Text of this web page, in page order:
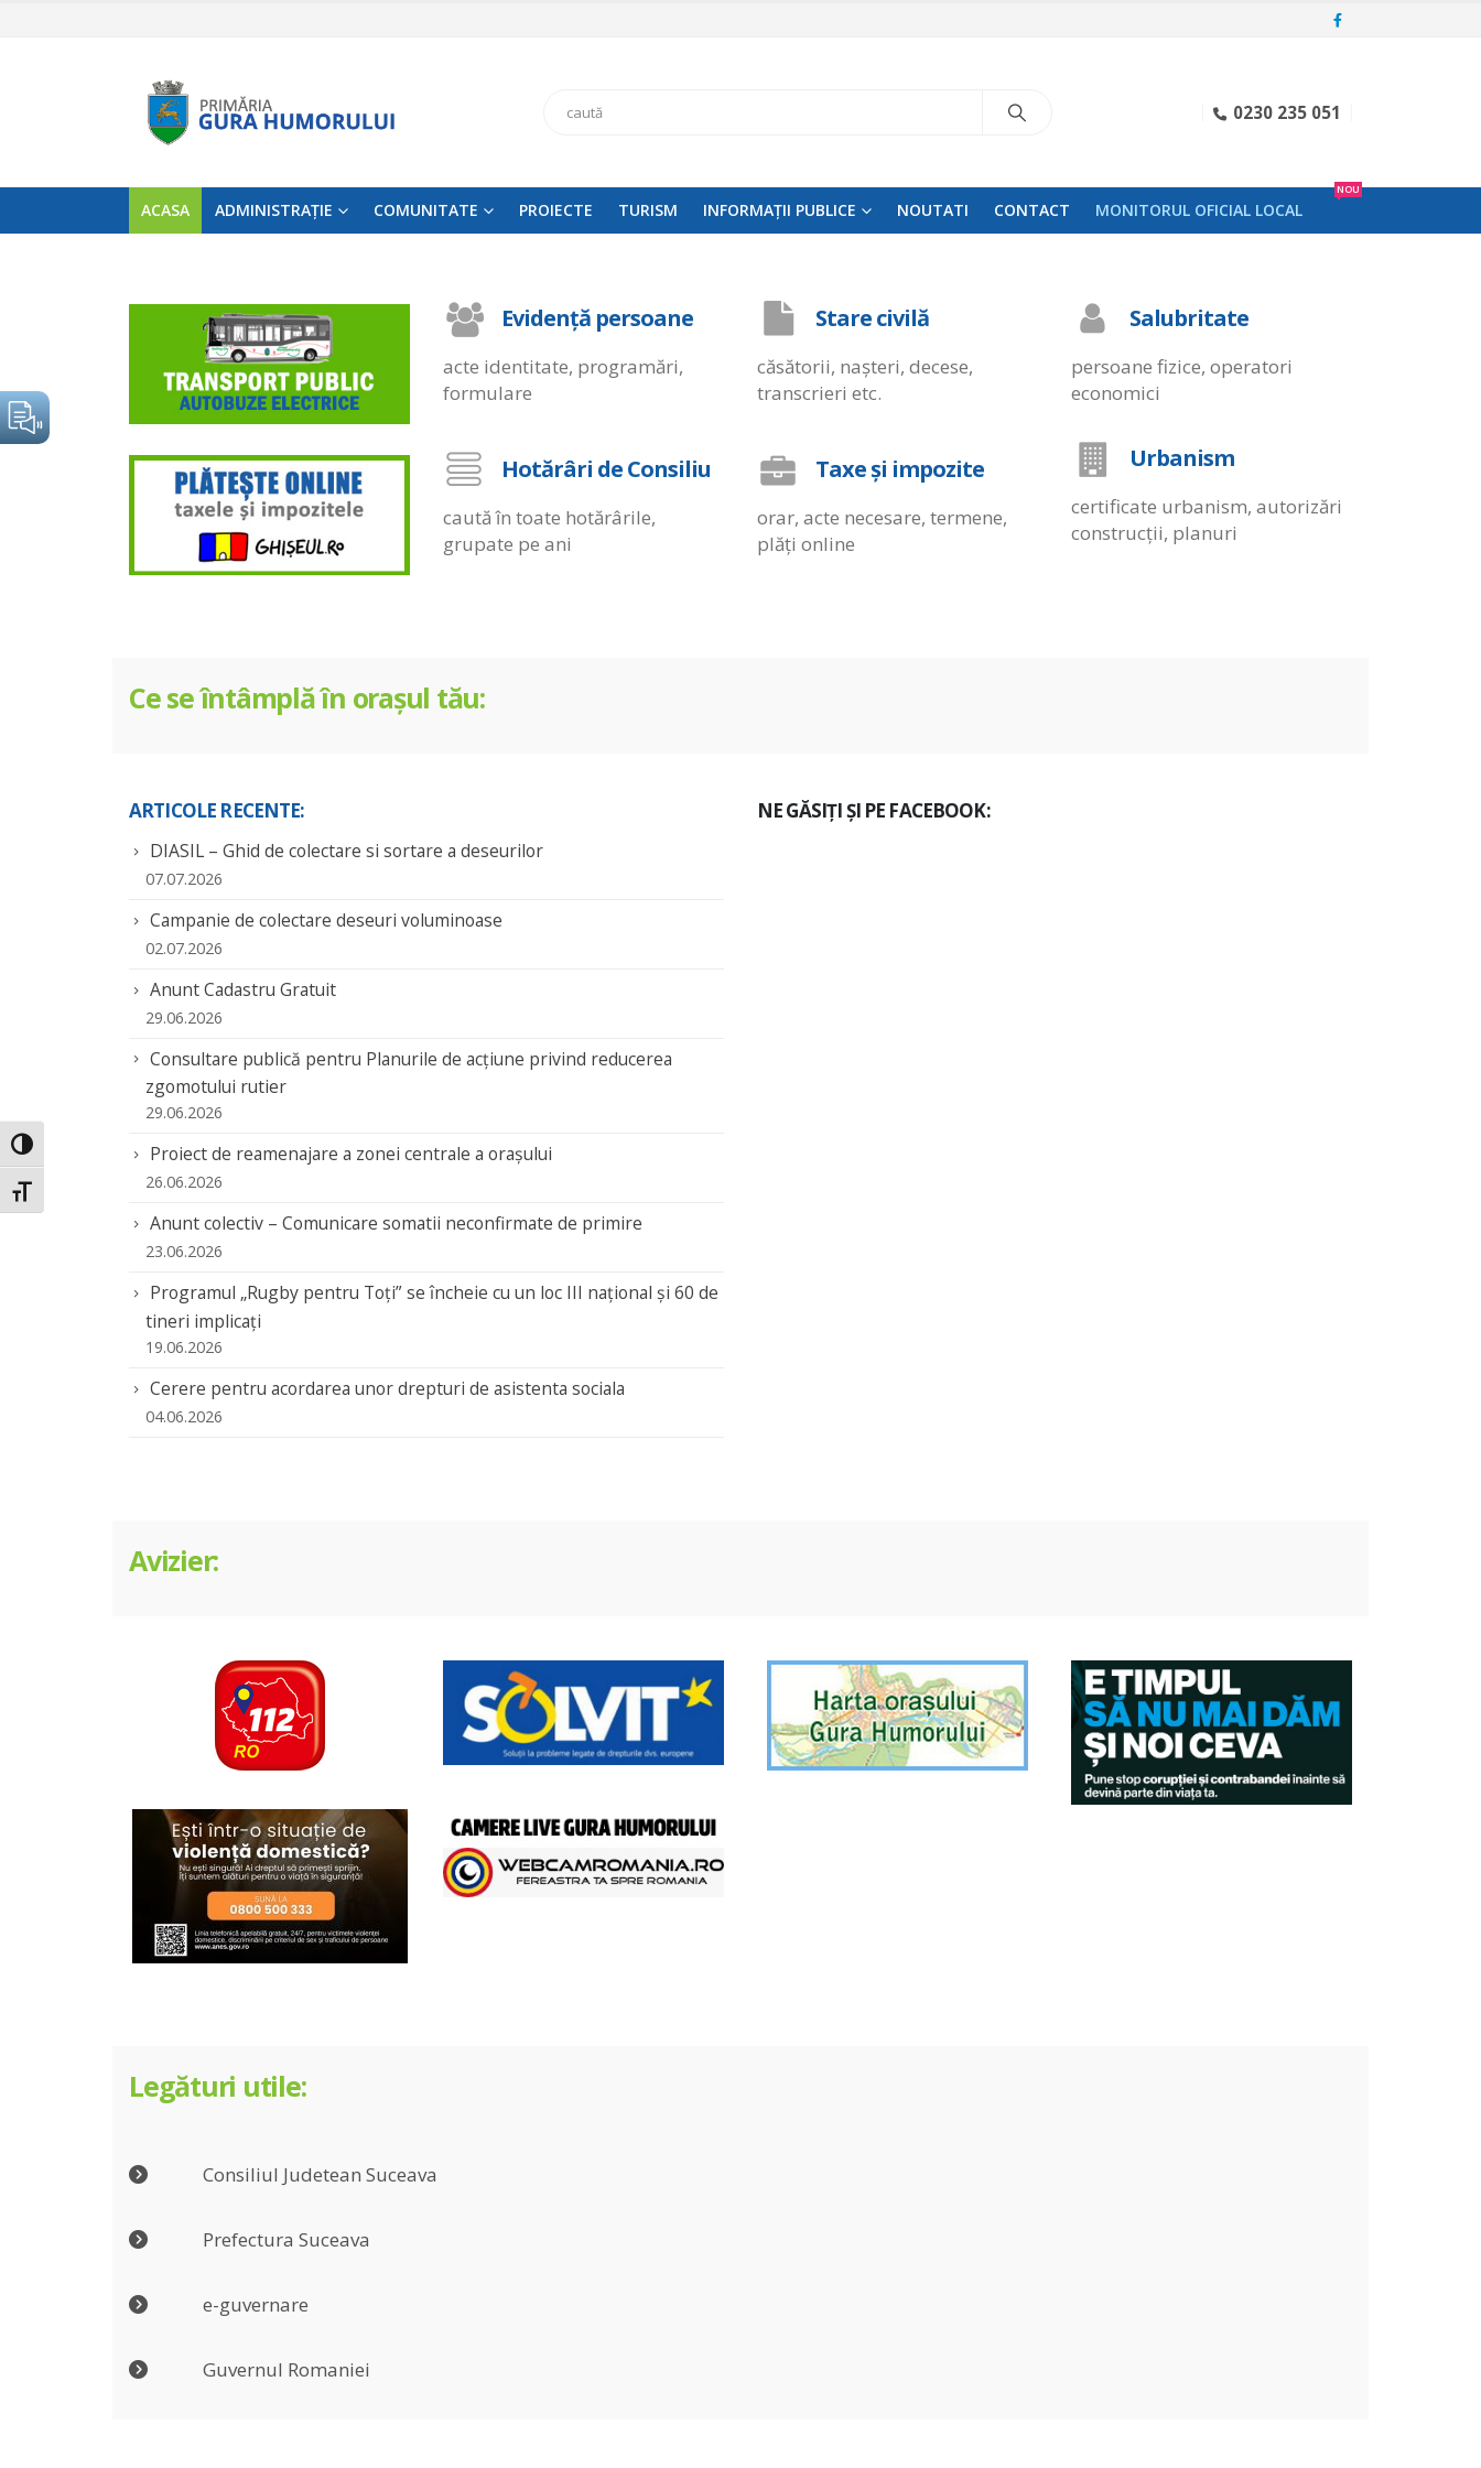
Toggle High Contrast
Toggle Font size
Search 0230 235 051
ACASA ADMINISTRAȚIE COMUNITATE PROIECTE TURISM INFORMAȚII PUBLICE NOUTATI CONTACT MONITORUL OFICIAL LOCAL
NOU
Evidență persoane
acte identitate, programări,
formulare
Stare civilă
căsătorii, nașteri, decese,
transcrieri etc.
Salubritate
persoane fizice, operatori
economici
Hotărâri de Consiliu
caută în toate hotărârile,
grupate pe ani
Taxe și impozite
orar, acte necesare, termene,
plăți online
Urbanism
certificate urbanism, autorizări
construcții, planuri
Ce se întâmplă în orașul tău:
ARTICOLE RECENTE:
DIASIL – Ghid de colectare si sortare a deseurilor
07.07.2026
Campanie de colectare deseuri voluminoase
02.07.2026
Anunt Cadastru Gratuit
29.06.2026
Consultare publică pentru Planurile de acțiune privind reducerea
zgomotului rutier
29.06.2026
Proiect de reamenajare a zonei centrale a orașului
26.06.2026
Anunt colectiv – Comunicare somatii neconfirmate de primire
23.06.2026
Programul „Rugby pentru Toți” se încheie cu un loc III național și 60 de
tineri implicați
19.06.2026
Cerere pentru acordarea unor drepturi de asistenta sociala
04.06.2026
NE GĂSIȚI ȘI PE FACEBOOK:
Avizier:
Legături utile:
Consiliul Judetean Suceava
Prefectura Suceava
e-guvernare
Guvernul Romaniei